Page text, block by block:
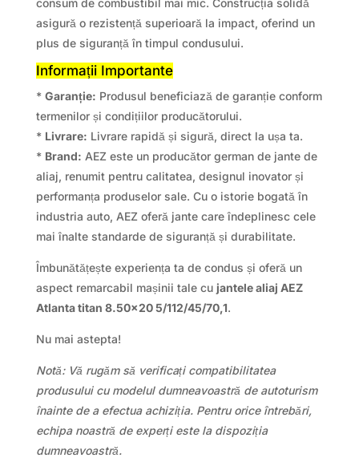
asigură o rezistență superioară la impact, oferind un
plus de siguranță în timpul condusului.
Informații Importante
* Garanție: Produsul beneficiază de garanție conform
termenilor și condițiilor producătorului.
* Livrare: Livrare rapidă și sigură, direct la ușa ta.
* Brand: AEZ este un producător german de jante de
aliaj, renumit pentru calitatea, designul inovator și
performanța produselor sale. Cu o istorie bogată în
industria auto, AEZ oferă jante care îndeplinesc cele
mai înalte standarde de siguranță și durabilitate.
Îmbunătățește experiența ta de condus și oferă un
aspect remarcabil mașinii tale cu jantele aliaj AEZ
Atlanta titan 8.50×20 5/112/45/70,1.
Nu mai astepta!
Notă: Vă rugăm să verificați compatibilitatea
produsului cu modelul dumneavoastră de autoturism
înainte de a efectua achiziția. Pentru orice întrebări,
echipa noastră de experți este la dispoziția
dumneavoastră.